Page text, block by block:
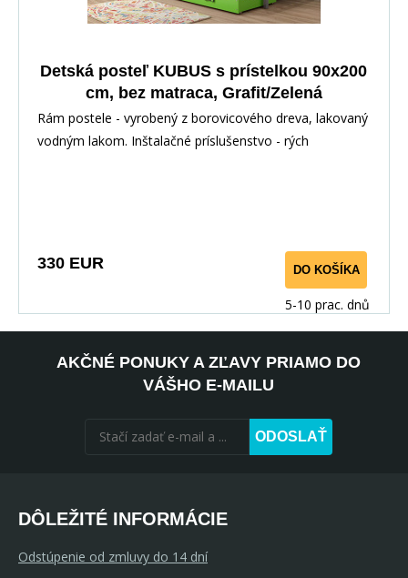
Detská posteľ KUBUS s prístelkou 90x200
cm, bez matraca, Grafit/Zelená
Rám postele - vyrobený z borovicového dreva, lakovaný
vodným lakom. Inštalačné príslušenstvo - rých
330 EUR DO KOŠÍKA
5-10 prac. dnů
AKČNÉ PONUKY A ZĽAVY PRIAMO DO
VÁŠHO E-MAILU
ODOSLAŤ
DÔLEŽITÉ INFORMÁCIE
Odstúpenie od zmluvy do 14 dní